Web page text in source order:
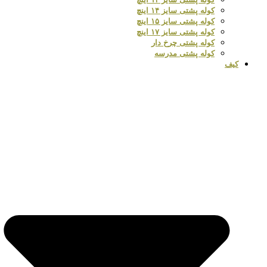
کوله پشتی سایز ۱۴ اینچ
کوله پشتی سایز ۱۵ اینچ
کوله پشتی سایز ۱۷ اینچ
کوله پشتی چرخ دار
کوله پشتی مدرسه
کیف